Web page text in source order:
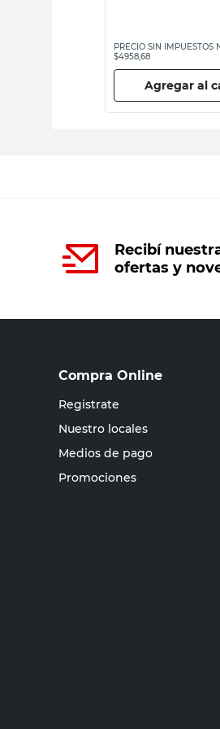
PRECIO SIN IMPUESTOS
$4958,68
Agregar al
Recibí
ofertas y
Compra Online
Registrate
Nuestro locales
Medios de pago
Promociones